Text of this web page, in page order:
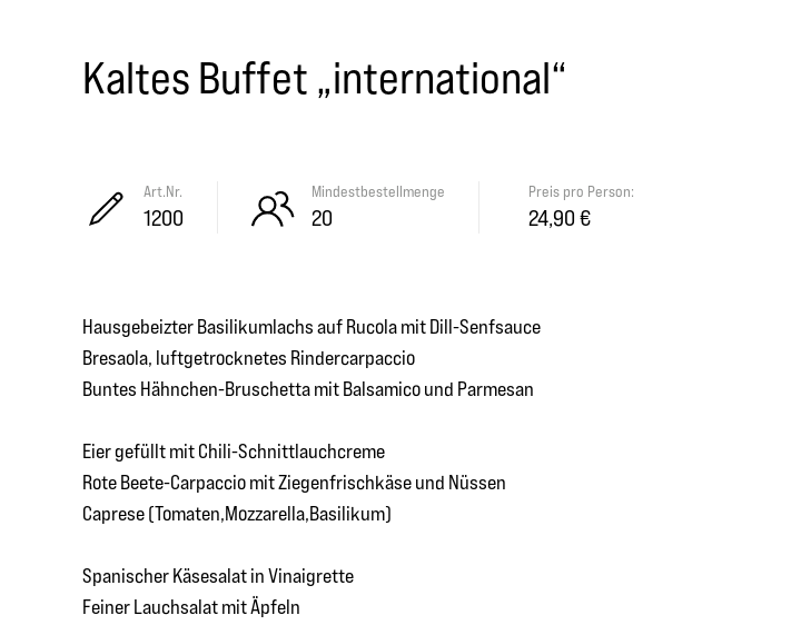
Kaltes Buffet „international“
Art.Nr.
1200
Mindestbestellmenge
20
Preis pro Person:
24,90 €
Hausgebeizter Basilikumlachs auf Rucola mit Dill-Senfsauce
Bresaola, luftgetrocknetes Rindercarpaccio
Buntes Hähnchen-Bruschetta mit Balsamico und Parmesan
Eier gefüllt mit Chili-Schnittlauchcreme
Rote Beete-Carpaccio mit Ziegenfrischkäse und Nüssen
Caprese (Tomaten,Mozzarella,Basilikum)
Spanischer Käsesalat in Vinaigrette
Feiner Lauchsalat mit Äpfeln